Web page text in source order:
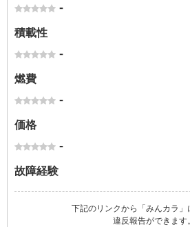
-
積載性
-
燃費
-
価格
-
故障経験
下記のリンクから「みんカラ」
違反報告ができます。